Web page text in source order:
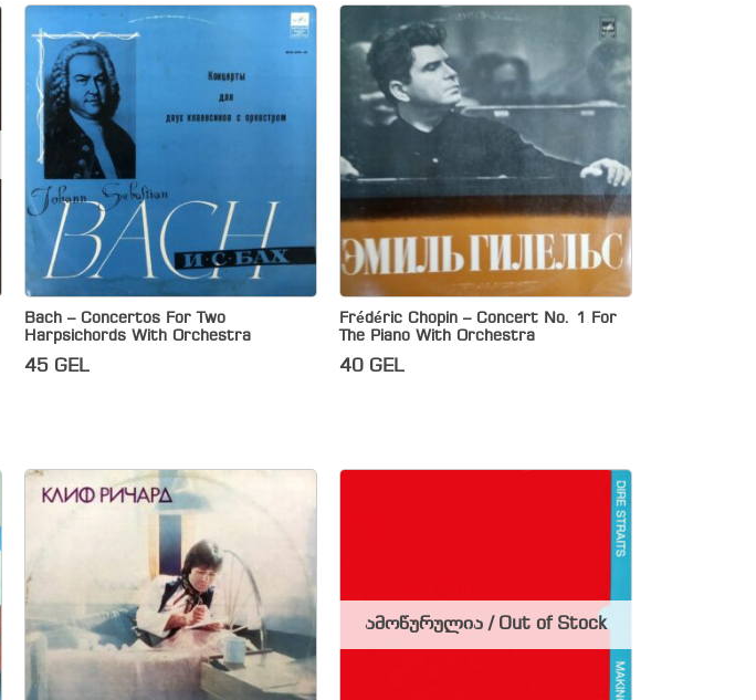
Bach – Concertos For Two
Harpsichords With Orchestra
45 GEL
Frédéric Chopin – Concert No. 1 For
The Piano With Orchestra
40 GEL
ამოწურულია / Out of Stock